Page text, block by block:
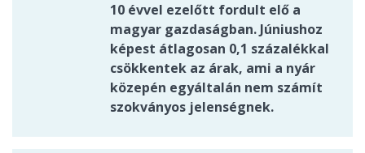
10 évvel ezelőtt fordult elő a
magyar gazdaságban. Júniushoz
képest átlagosan 0,1 százalékkal
csökkentek az árak, ami a nyár
közepén egyáltalán nem számít
szokványos jelenségnek.